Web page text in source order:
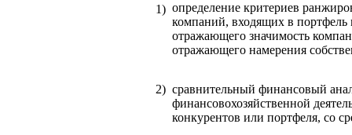
1) определение критериев
компаний, входящих в портфель
отражающего значимость
отражающего намерения
2) сравнительный финансовый
финансовохозяйственной
конкурентов или портфеля, со